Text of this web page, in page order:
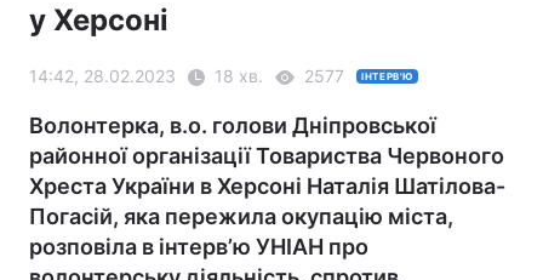
у Херсоні
14:42, 28.02.2023 18 хв. 2577 ІНТЕРВ'Ю
Волонтерка, в.о. голови Дніпровської
районної організації Товариства Червоного
Хреста України в Херсоні Наталія Шатілова-
Погасій, яка пережила окупацію міста,
розповіла в інтерв’ю УНІАН про